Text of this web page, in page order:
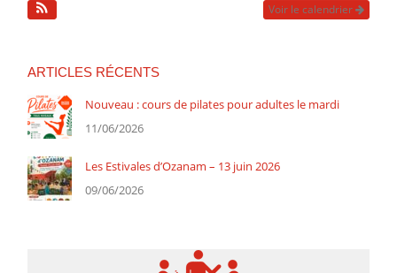
Voir le calendrier
ARTICLES RÉCENTS
Nouveau : cours de pilates pour adultes le mardi
11/06/2026
Les Estivales d’Ozanam – 13 juin 2026
09/06/2026